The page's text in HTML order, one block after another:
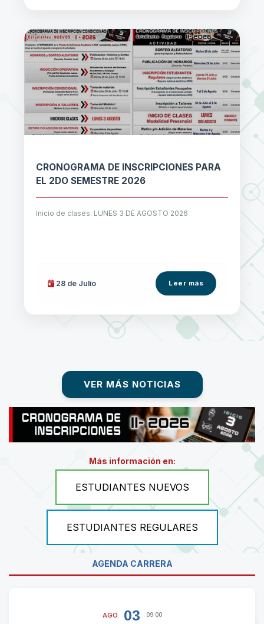
CRONOGRAMA DE INSCRIPCIONES PARA
EL 2DO SEMESTRE 2026
Inicio de clases: LUNES 3 DE AGOSTO 2026
28 de Julio Leer más
VER MÁS NOTICIAS
Más información en:
ESTUDIANTES NUEVOS
ESTUDIANTES REGULARES
AGENDA CARRERA
AGO 03 09:00